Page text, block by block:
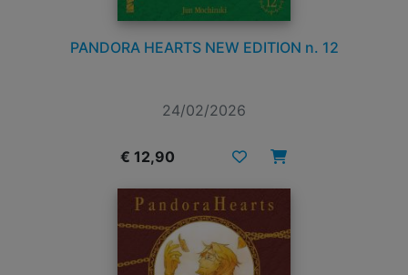
PANDORA HEARTS NEW EDITION n. 12
24/02/2026
€ 12,90